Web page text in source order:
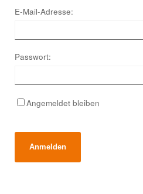
E-Mail-Adresse:
Passwort:
Angemeldet bleiben